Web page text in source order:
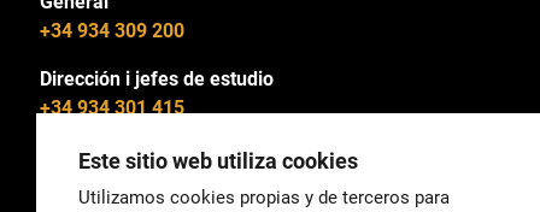
+34 934 309 200
Dirección i jefes de estudio
+34 934 301 415
Este sitio web utiliza cookies
Utilizamos cookies propias y de terceros para